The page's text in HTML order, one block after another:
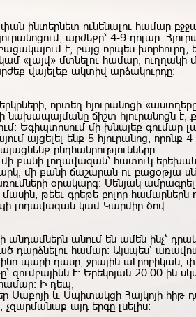
ինտերնետ ունենալու համար
արժեքը՝ 4-9 դոլար։
է, բայց որպես խորհուրդ,
«լայվ» մտնելու համար, ուղղակի
վայելեք ակտիվ արձակուրդը։
որտեղ հյուրանոցի
նախապայմանը ճիշտ հյուրանոցն է,
Եգիպտոսում մի խնայեք գումար
այցելել ենք 5 հյուրանոց, որոնք
ընդհանրությունները.
մի քանի լողավազան՝ հատուկ
մի քանի ճաշարան ու բացօթյա
օրակարգ: Սենյակ
թեեւ գրեթե բոլոր համարներն
լողավազան կամ Կարմիր ծով:
անդամներն անում են ամեն ինչ՝
դարձնելու համար: Այսպես՝
պարի դասը, ջրային աէրոբիկան,
է: Երեկոյան 20.00-ին
Ի դեպ,
Սաքոյի և Սպիտակցի Հայկոյի հիթ
այդ երգը լսելիս։